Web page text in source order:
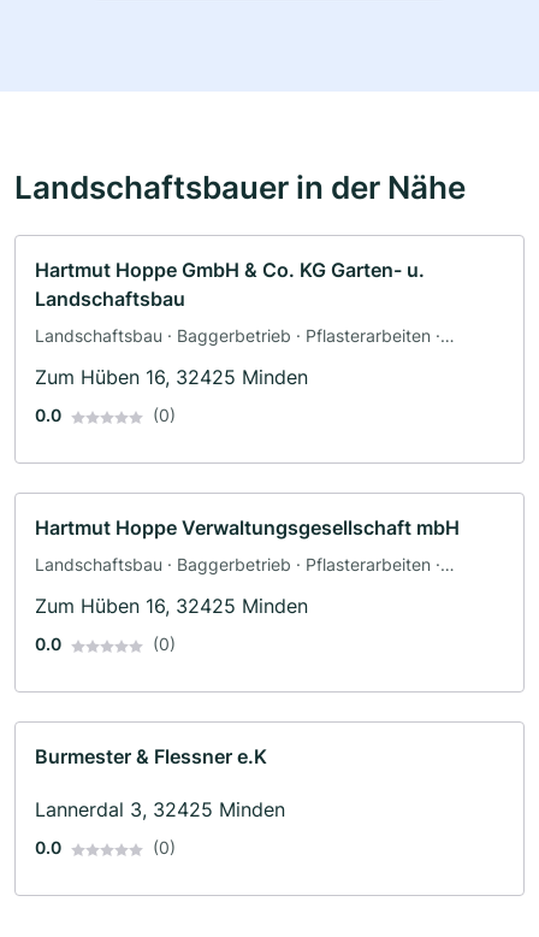
Landschaftsbauer in der Nähe
Hartmut Hoppe GmbH & Co. KG Garten- u.
Landschaftsbau
Landschaftsbau · Baggerbetrieb · Pflasterarbeiten ·
Zum Hüben 16, 32425 Minden
0.0 (0)
Hartmut Hoppe Verwaltungsgesellschaft mbH
Landschaftsbau · Baggerbetrieb · Pflasterarbeiten ·
Zum Hüben 16, 32425 Minden
0.0 (0)
Burmester & Flessner e.K
Lannerdal 3, 32425 Minden
0.0 (0)